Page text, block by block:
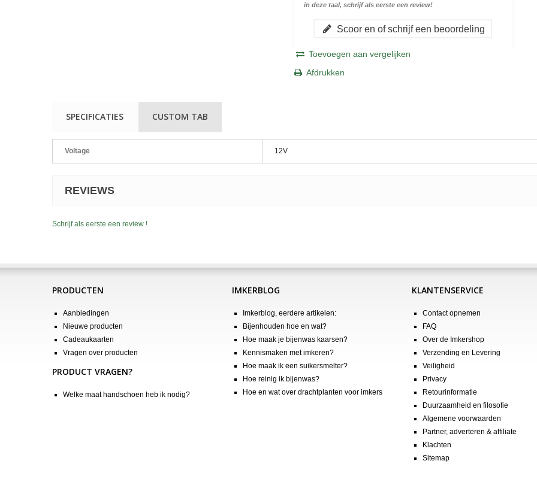
in deze taal, schrijf als eerste een review!
Scoor en of schrijf een beoordeling
Toevoegen aan vergelijken
Afdrukken
SPECIFICATIES CUSTOM TAB
Voltage 12V
REVIEWS
Schrijf als eerste een review !
PRODUCTEN
Aanbiedingen
Nieuwe producten
Cadeaukaarten
Vragen over producten
PRODUCT VRAGEN?
Welke maat handschoen heb ik nodig?
IMKERBLOG
Imkerblog, eerdere artikelen:
Bijenhouden hoe en wat?
Hoe maak je bijenwas kaarsen?
Kennismaken met imkeren?
Hoe maak ik een suikersmelter?
Hoe reinig ik bijenwas?
Hoe en wat over drachtplanten voor imkers
KLANTENSERVICE
Contact opnemen
FAQ
Over de Imkershop
Verzending en Levering
Veiligheid
Privacy
Retourinformatie
Duurzaamheid en filosofie
Algemene voorwaarden
Partner, adverteren & affiliate
Klachten
Sitemap